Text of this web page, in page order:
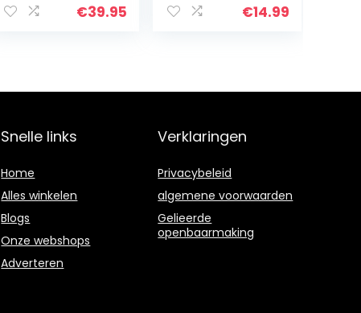
kinderen,
€39.95
Reizen Peuter
€14.99
Snelle links
Home
Alles winkelen
Blogs
Onze webshops
Adverteren
Verklaringen
Privacybeleid
algemene voorwaarden
Gelieerde
openbaarmaking